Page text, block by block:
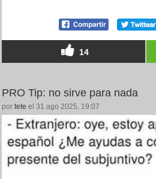
14
PRO Tip: no sirve para nada
por tete el 31 ago 2025, 19:07